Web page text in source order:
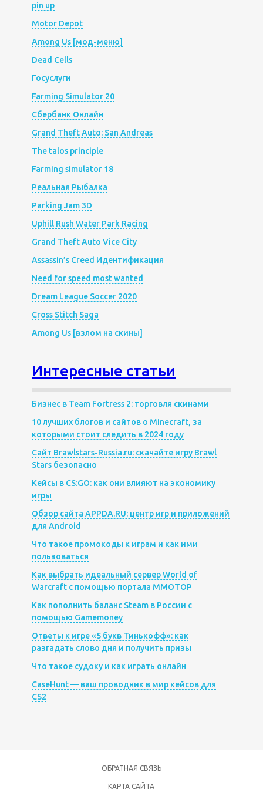
pin up
Motor Depot
Among Us [мод-меню]
Dead Cells
Госуслуги
Farming Simulator 20
Сбербанк Онлайн
Grand Theft Auto: San Andreas
The talos principle
Farming simulator 18
Реальная Рыбалка
Parking Jam 3D
Uphill Rush Water Park Racing
Grand Theft Auto Vice City
Assassin’s Creed Идентификация
Need for speed most wanted
Dream League Soccer 2020
Cross Stitch Saga
Among Us [взлом на скины]
Интересные статьи
Бизнес в Team Fortress 2: торговля скинами
10 лучших блогов и сайтов о Minecraft, за
которыми стоит следить в 2024 году
Сайт Brawlstars-Russia.ru: скачайте игру Brawl
Stars безопасно
Кейсы в CS:GO: как они влияют на экономику
игры
Обзор сайта APPDA.RU: центр игр и приложений
для Android
Что такое промокоды к играм и как ими
пользоваться
Как выбрать идеальный сервер World of
Warcraft с помощью портала MMOTOP
Как пополнить баланс Steam в России с
помощью Gamemoney
Ответы к игре «5 букв Тинькофф»: как
разгадать слово дня и получить призы
Что такое судоку и как играть онлайн
CaseHunt — ваш проводник в мир кейсов для
CS2
ОБРАТНАЯ СВЯЗЬ
КАРТА САЙТА